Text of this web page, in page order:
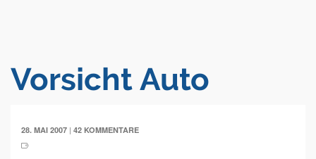
Vorsicht Auto
28. MAI 2007 | 42 KOMMENTARE